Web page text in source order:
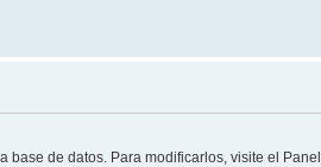
base de datos. Para modificarlos, visite el Panel